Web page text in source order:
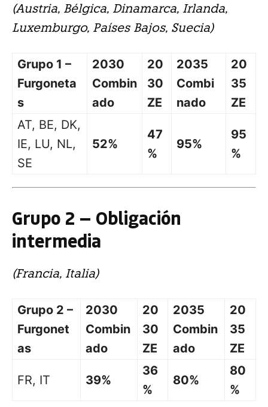
(Austria, Bélgica, Dinamarca, Irlanda,
Luxemburgo, Países Bajos, Suecia)
Grupo 1 –
Furgoneta
s
2030
Combin
ado
20
30
ZE
2035
Combi
nado
20
35
ZE
AT, BE, DK,
IE, LU, NL,
SE
52%
47
%
95%
95
%
Grupo 2 — Obligación
intermedia
(Francia, Italia)
Grupo 2 –
Furgonet
as
2030
Combin
ado
20
30
ZE
2035
Combin
ado
20
35
ZE
FR, IT 39%
36
%
80%
80
%